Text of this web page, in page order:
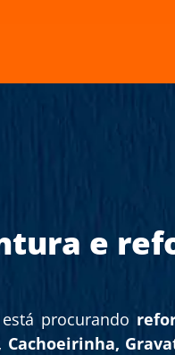
e
procurando
Cachoeirinha,